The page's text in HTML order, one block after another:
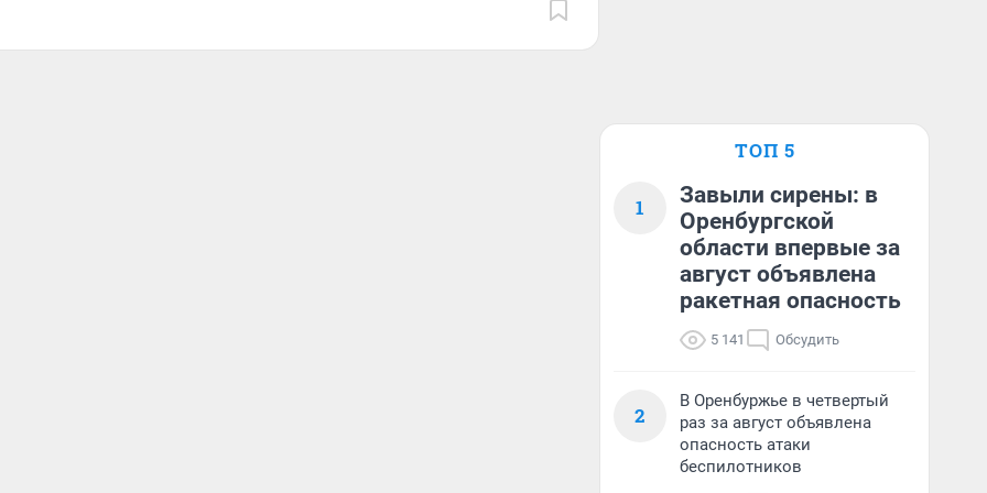
ТОП 5
1
Завыли сирены: в
Оренбургской
области впервые за
август объявлена
ракетная опасность
5 141 Обсудить
2
В Оренбуржье в четвертый
раз за август объявлена
опасность атаки
беспилотников